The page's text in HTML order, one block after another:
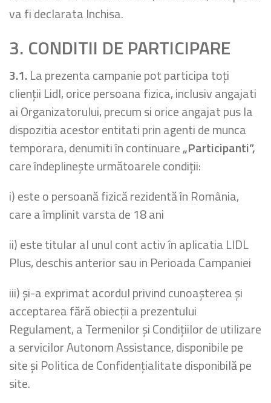
va fi declarata lnchisa.
3. CONDITII DE PARTICIPARE
3.1.La prezenta campanie pot participa toţi
clienţii Lidl, orice persoana fizica, inclusiv angajati
ai Organizatorului, precum si orice angajat pus la
dispozitia acestor entitati prin agenti de munca
temporara, denumiti în continuare„Participanti”,
care îndeplineşte următoarele condiţii:
i) este o persoană fizică rezidentă în România,
care a împlinit varsta de 18 ani
ii) este titular al unul cont activ în aplicatia LIDL
Plus, deschis anterior sau in Perioada Campaniei
iii) şi-a exprimat acordul privind cunoaşterea şi
acceptarea fără obiecţii a prezentului
Regulament, a Termenilor şi Condiţiilor de utilizare
a servicilor Autonom Assistance, disponibile pe
site şi Politica de Confidenţialitate disponibilă pe
site.